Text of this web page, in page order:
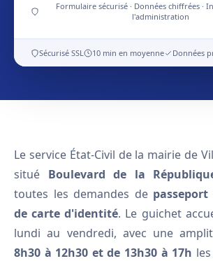
Formulaire sécurisé · Données chiffrées ·
l'administration
Sécurisé SSL 10 min en moyenne Données
Le service État-Civil de la mairie de
situé Boulevard de la
toutes les demandes de
de carte d'identité. Le guichet
lundi au vendredi, avec une
8h30 à 12h30 et de 13h30 à 17h